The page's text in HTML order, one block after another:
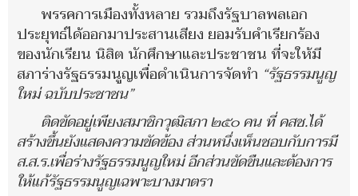
พรรคการเมืองทั้งหลาย รวมถึงรัฐบาลพลเอก
ประยุทธ์ได้ออกมาประสานเสียง ยอมรับคำเรียกร้อง
ของนักเรียน นิสิต นักศึกษาและประชาชน ที่จะให้มี
สภาร่างรัฐธรรมนูญเพื่อดำเนินการจัดทำ “รัฐธรรมนูญ
ใหม่ ฉบับประชาชน”
ติดขัดอยู่เพียงสมาชิกวุฒิสภา ๒๕๐ คน ที่ คสช.ได้
สร้างขึ้นยังแสดงความขัดข้อง ส่วนหนึ่งเห็นชอบกับการมี
ส.ส.ร.เพื่อร่างรัฐธรรมนูญใหม่ อีกส่วนขัดขืนและต้องการ
ให้แก้รัฐธรรมนูญเฉพาะบางมาตรา